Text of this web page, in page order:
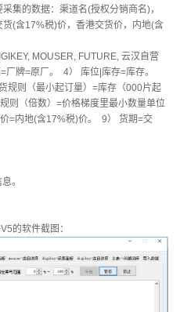
集的数据：渠道名(授权分销商名)，
(含17%税)价，香港交货价，内地(含
MOUSER, FUTURE, 云汉自营
牌=原厂。 4） 库位|库存=库存。
规则（最小起订量）=库存（000片起
则（倍数）=价格梯度里最小数量单位
=内地(含17%税)价。 9） 货期=交
。
的软件截图：